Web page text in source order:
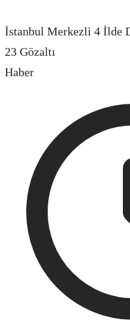
İstanbul Merkezli 4 İlde
23 Gözaltı
Haber